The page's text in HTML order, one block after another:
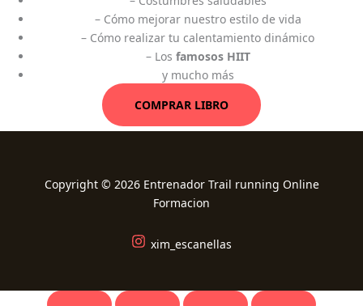
– Cómo mejorar nuestro estilo de vida
– Cómo realizar tu calentamiento dinámico
– Los famosos HIIT
y mucho más
COMPRAR LIBRO
Copyright © 2026 Entrenador Trail running Online
Formacion
xim_escanellas